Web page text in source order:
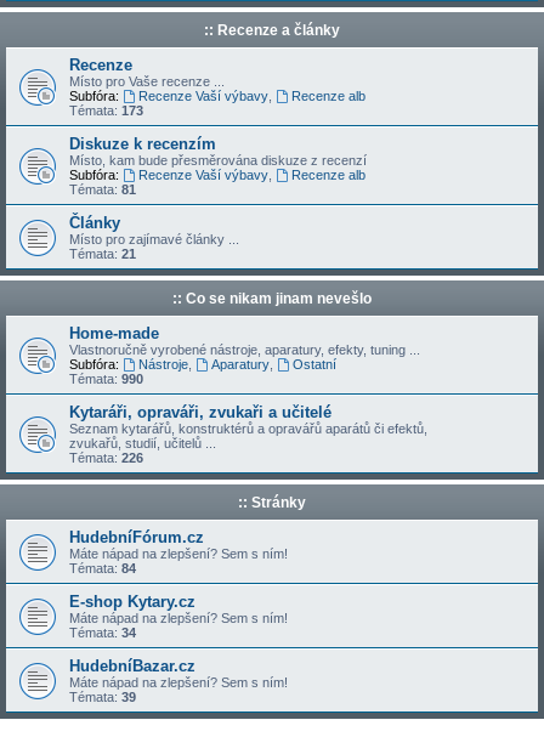
:: Recenze a články
Recenze
Místo pro Vaše recenze ...
Subfóra:
Recenze Vaší výbavy,
Recenze alb
Témata: 173
Diskuze k recenzím
Místo, kam bude přesměrována diskuze z recenzí
Subfóra:
Recenze Vaší výbavy,
Recenze alb
Témata: 81
Články
Místo pro zajímavé články ...
Témata: 21
:: Co se nikam jinam nevešlo
Home-made
Vlastnoručně vyrobené nástroje, aparatury, efekty, tuning ...
Subfóra:
Nástroje, Aparatury,
Ostatní
Témata: 990
Kytaráři, opraváři, zvukaři a učitelé
Seznam kytarářů, konstruktérů a opravářů aparátů či efektů,
zvukařů, studií, učitelů ...
Témata: 226
:: Stránky
HudebníFórum.cz
Máte nápad na zlepšení? Sem s ním!
Témata: 84
E-shop Kytary.cz
Máte nápad na zlepšení? Sem s ním!
Témata: 34
HudebníBazar.cz
Máte nápad na zlepšení? Sem s ním!
Témata: 39